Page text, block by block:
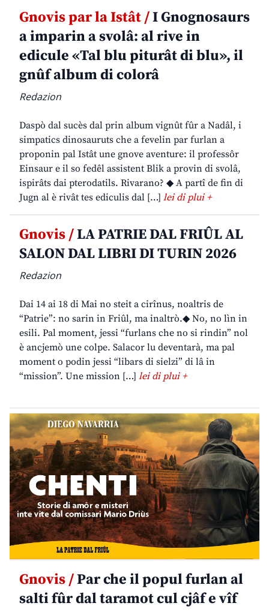
Gnovis par la Istât /I Gnognosaurs
a imparin a svolâ: al rive in
edicule «Tal blu piturât di blu», il
gnûf album di colorâ
Redazion
Daspò dal sucès dal prin album vignût fûr a Nadâl, i
simpatics dinosauruts che a fevelin par furlan a
proponin pal Istât une gnove aventure: il professôr
Einsaur e il so fedêl assistent Blik a provin di svolâ,
ispirâts dai pterodatils. Rivarano? ◆ A partî de fin di
Jugn al è rivât tes ediculis dal […] lei di plui +
Gnovis /LA PATRIE DAL FRIÛL AL
SALON DAL LIBRI DI TURIN 2026
Redazion
Dai 14 ai 18 di Mai no steit a cirînus, noaltris de
“Patrie”: no sarin in Friûl, ma inaltrò.◆ No, no lìn in
esili. Pal moment, jessi “furlans che no si rindin” nol
è ancjemò une colpe. Salacor lu deventarà, ma pal
moment o podin jessi “libars di sielzi” di lâ in
“mission”. Une mission […] lei di plui +
Gnovis /Par che il popul furlan al
salti fûr dal taramot cul cjâf e vîf